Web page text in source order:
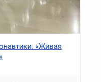
«Живая